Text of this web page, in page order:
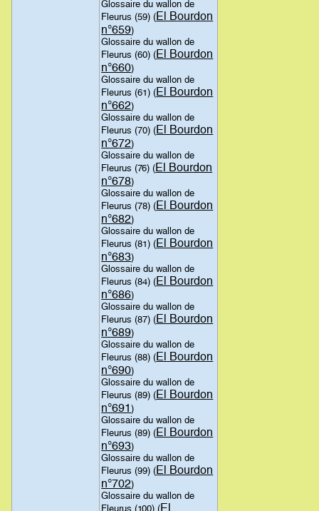
Glossaire du wallon de
Fleurus (59) (El Bourdon
n°659)
Glossaire du wallon de
Fleurus (60) (El Bourdon
n°660)
Glossaire du wallon de
Fleurus (61) (El Bourdon
n°662)
Glossaire du wallon de
Fleurus (70) (El Bourdon
n°672)
Glossaire du wallon de
Fleurus (76) (El Bourdon
n°678)
Glossaire du wallon de
Fleurus (78) (El Bourdon
n°682)
Glossaire du wallon de
Fleurus (81) (El Bourdon
n°683)
Glossaire du wallon de
Fleurus (84) (El Bourdon
n°686)
Glossaire du wallon de
Fleurus (87) (El Bourdon
n°689)
Glossaire du wallon de
Fleurus (88) (El Bourdon
n°690)
Glossaire du wallon de
Fleurus (89) (El Bourdon
n°691)
Glossaire du wallon de
Fleurus (89) (El Bourdon
n°693)
Glossaire du wallon de
Fleurus (99) (El Bourdon
n°702)
Glossaire du wallon de
Fleurus (100) (El